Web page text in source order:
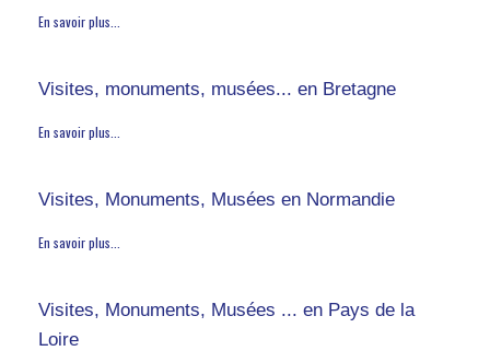
En savoir plus...
Visites, monuments, musées... en Bretagne
En savoir plus...
Visites, Monuments, Musées en Normandie
En savoir plus...
Visites, Monuments, Musées ... en Pays de la
Loire